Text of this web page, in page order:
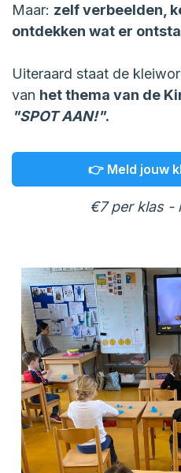
Maar: zelf verbeelden,
ontdekken wat er
Uiteraard staat de
van het thema van de
"SPOT AAN!".
👉 Meld jouw
€7 per klas -